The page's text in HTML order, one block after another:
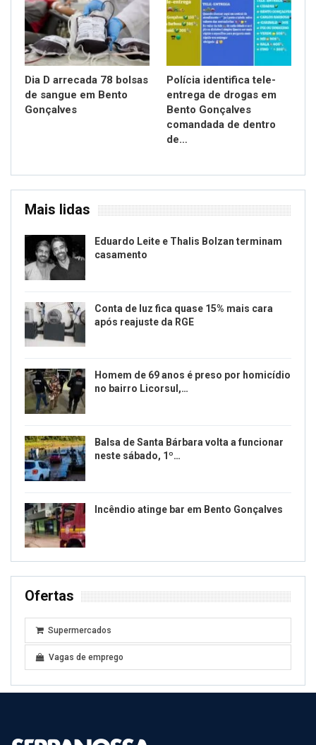
Dia D arrecada 78 bolsas
de sangue em Bento
Gonçalves
Polícia identifica tele-
entrega de drogas em
Bento Gonçalves
comandada de dentro
de…
Mais lidas
Eduardo Leite e Thalis Bolzan terminam
casamento
Conta de luz fica quase 15% mais cara
após reajuste da RGE
Homem de 69 anos é preso por homicídio
no bairro Licorsul,…
Balsa de Santa Bárbara volta a funcionar
neste sábado, 1º…
Incêndio atinge bar em Bento Gonçalves
Ofertas
Supermercados
Vagas de emprego